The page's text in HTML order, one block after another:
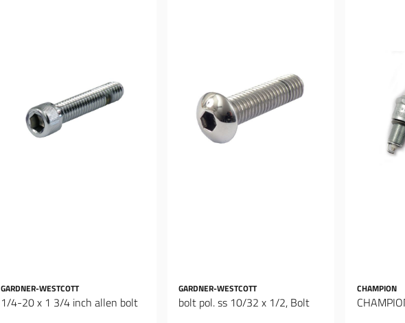
GARDNER-WESTCOTT
1/4-20 x 1 3/4 inch allen bolt
GARDNER-WESTCOTT
bolt pol. ss 10/32 x 1/2, Bolt
CHAMPION